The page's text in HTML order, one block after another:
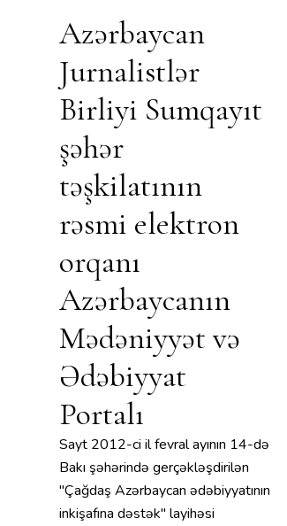
Azərbaycan
Jurnalistlər
Birliyi Sumqayıt
şəhər
təşkilatının
rəsmi elektron
orqanı
Azərbaycanın
Mədəniyyət və
Ədəbiyyat
Portalı
Sayt 2012-ci il fevral ayının 14-də
Bakı şəhərində gerçəkləşdirilən
"Çağdaş Azərbaycan ədəbiyyatının
inkişafına dəstək" layihəsi